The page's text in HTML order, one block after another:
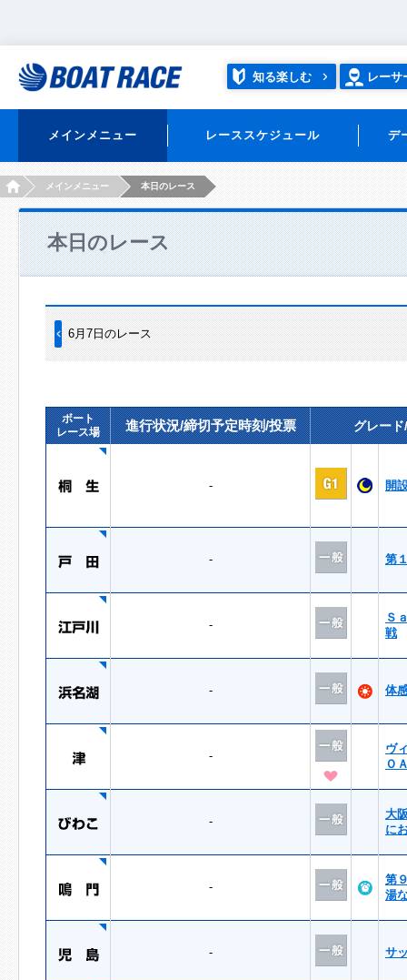
知る楽しむ レーサ
メインメニュー レーススケジュール デ
HOMEメインメニュー 本日のレース
本日のレース
6月7日のレース
ボート
レース場
進行状況/締切予定時刻/投票 グレー
- 開
- 第
-
Ｓ
戦
- 体
-
ヴ
Ｏ
-
大
に
-
第
湯
- サ